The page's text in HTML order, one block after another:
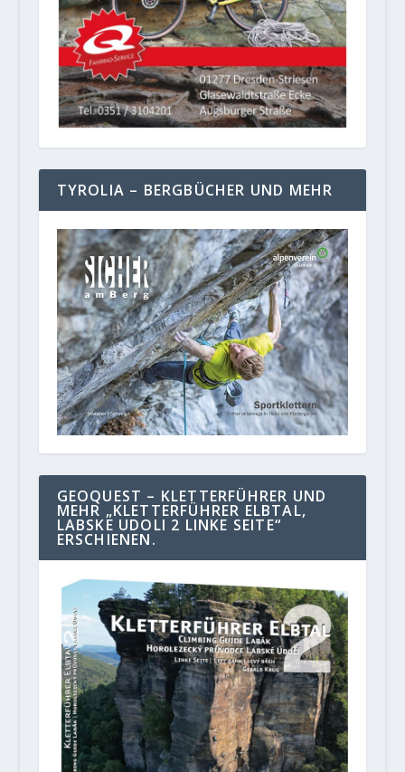
TYROLIA – BERGBÜCHER UND MEHR
GEOQUEST – KLETTERFÜHRER UND
MEHR „KLETTERFÜHRER ELBTAL,
LABSKE UDOLI 2 LINKE SEITE“
ERSCHIENEN.